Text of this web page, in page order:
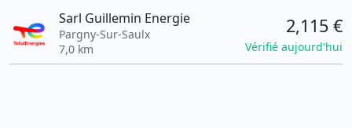
Sarl Guillemin Energie
Pargny-Sur-Saulx
7,0 km
2,115 €
Vérifié aujourd'hui